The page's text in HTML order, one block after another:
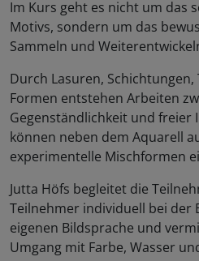
Im Kurs geht es nicht um das
Motivs, sondern um das
Sammeln und
Durch Lasuren,
Formen entstehen Arbeiten
Gegenständlichkeit und freier
können neben dem Aquarell
experimentelle Mischformen
Jutta Höfs begleitet die
Teilnehmer individuell bei der
eigenen Bildsprache und
Umgang mit Farbe, Wasser